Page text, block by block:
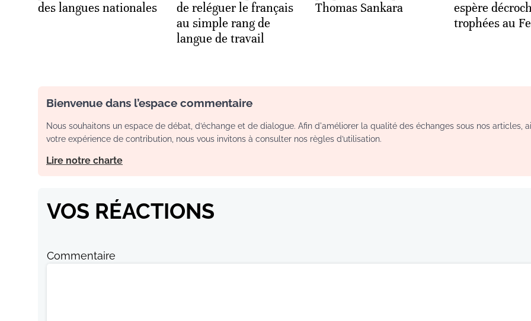
des langues nationales
de reléguer le français
au simple rang de
langue de travail
Thomas Sankara
espère
trophées au
Bienvenue dans l’espace commentaire
Nous souhaitons un espace de débat, d’échange et de dialogue. Afin d'améliorer la qualité des échanges sous nos articles,
votre expérience de contribution, nous vous invitons à consulter nos règles d’utilisation.
Lire notre charte
VOS RÉACTIONS
Commentaire